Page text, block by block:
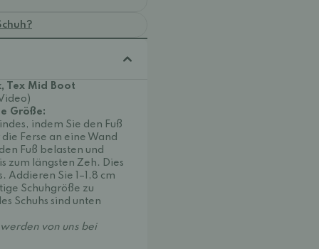
Tex Mid Boot
Größe:
indem Sie den Fuß
Ferse an eine Wand
Fuß belasten und
zum längsten Zeh. Dies
Addieren Sie 1–1,8 cm
Schuhgröße zu
Schuhs sind unten
von uns bei